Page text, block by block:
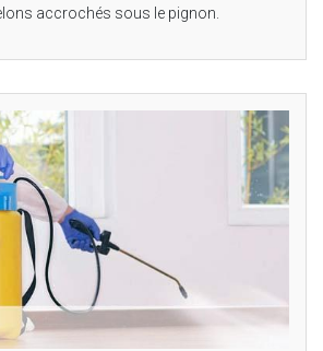
accrochés sous le pignon.